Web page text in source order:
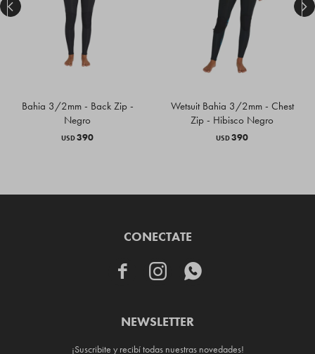
Bahia 3/2mm - Back Zip -
Negro
USD390
Wetsuit Bahia 3/2mm - Chest
Zip - Hibisco Negro
USD390
 
CONECTATE
  
NEWSLETTER
¡Suscribite y recibí todas nuestras novedades!